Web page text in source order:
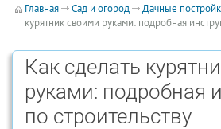
Главная Сад и огород Дачные
курятник своими руками: подробная
Как сделать
руками: подробная
по строительству